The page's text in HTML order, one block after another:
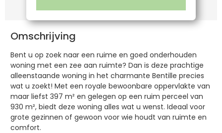
Omschrijving
Bent u op zoek naar een ruime en goed onderhouden
woning met een zee aan ruimte? Dan is deze prachtige
alleenstaande woning in het charmante Bentille precies
wat u zoekt! Met een royale bewoonbare oppervlakte van
maar liefst 397 m² en gelegen op een ruim perceel van
930 m², biedt deze woning alles wat u wenst. Ideaal voor
grote gezinnen of gewoon voor wie houdt van ruimte en
comfort.